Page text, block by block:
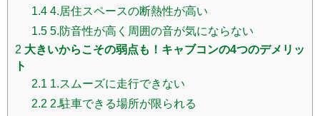
1.4 4.居住スペースの断熱性が高い
1.5 5.防音性が高く周囲の音が気にならない
2 大きいからこその弱点も！キャブコンの4つのデメリッ
ト
2.1 1.スムーズに走行できない
2.2 2.駐車できる場所が限られる